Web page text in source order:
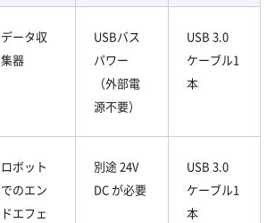
データ収
集器
USBバス
パワー
（外部電
源不要）
USB 3.0
ケーブル1
本
ロボット
でのエン
ドエフェ
別途 24V
DC が必要
USB 3.0
ケーブル1
本